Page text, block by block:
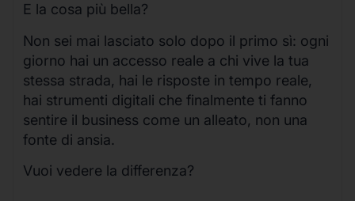
E la cosa più bella?
Non sei mai lasciato solo dopo il primo sì: ogni
giorno hai un accesso reale a chi vive la tua
stessa strada, hai le risposte in tempo reale,
hai strumenti digitali che finalmente ti fanno
sentire il business come un alleato, non una
fonte di ansia.
Vuoi vedere la differenza?